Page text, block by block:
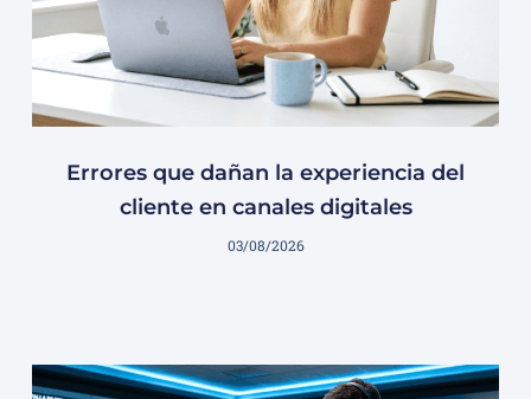
Errores que dañan la experiencia del
cliente en canales digitales
03/08/2026